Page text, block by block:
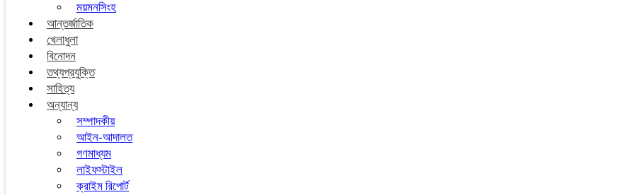
ময়মনসিংহ
আন্তর্জাতিক
খেলাধুলা
বিনোদন
তথ্যপ্রযুক্তি
সাহিত্য
অন্যান্য
সম্পাদকীয়
আইন-আদালত
গণমাধ্যম
লাইফস্টাইল
ক্রাইম রিপোর্ট